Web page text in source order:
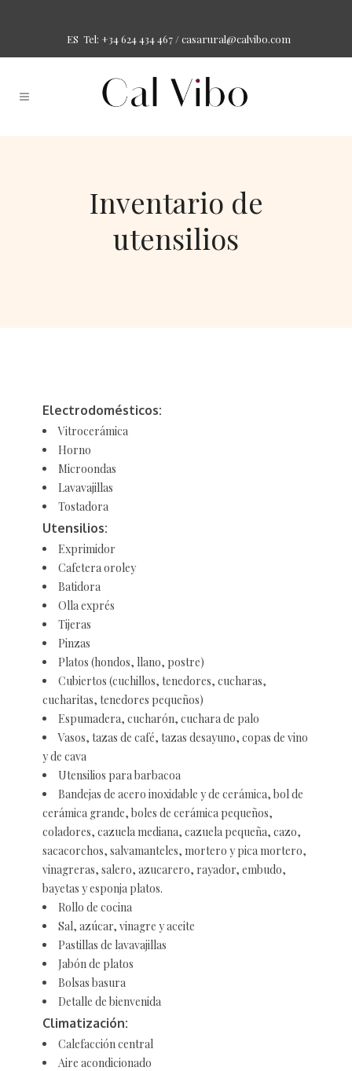
ES Tel: +34 624 434 467 / casarural@calvibo.com
Inventario de
utensilios
Electrodomésticos:
Vitrocerámica
Horno
Microondas
Lavavajillas
Tostadora
Utensilios:
Exprimidor
Cafetera oroley
Batidora
Olla exprés
Tijeras
Pinzas
Platos (hondos, llano, postre)
Cubiertos (cuchillos, tenedores, cucharas,
cucharitas, tenedores pequeños)
Espumadera, cucharón, cuchara de palo
Vasos, tazas de café, tazas desayuno, copas de vino
y de cava
Utensilios para barbacoa
Bandejas de acero inoxidable y de cerámica, bol de
cerámica grande, boles de cerámica pequeños,
coladores, cazuela mediana, cazuela pequeña, cazo,
sacacorchos, salvamanteles, mortero y pica mortero,
vinagreras, salero, azucarero, rayador, embudo,
bayetas y esponja platos.
Rollo de cocina
Sal, azúcar, vinagre y aceite
Pastillas de lavavajillas
Jabón de platos
Bolsas basura
Detalle de bienvenida
Climatización:
Calefacción central
Aire acondicionado